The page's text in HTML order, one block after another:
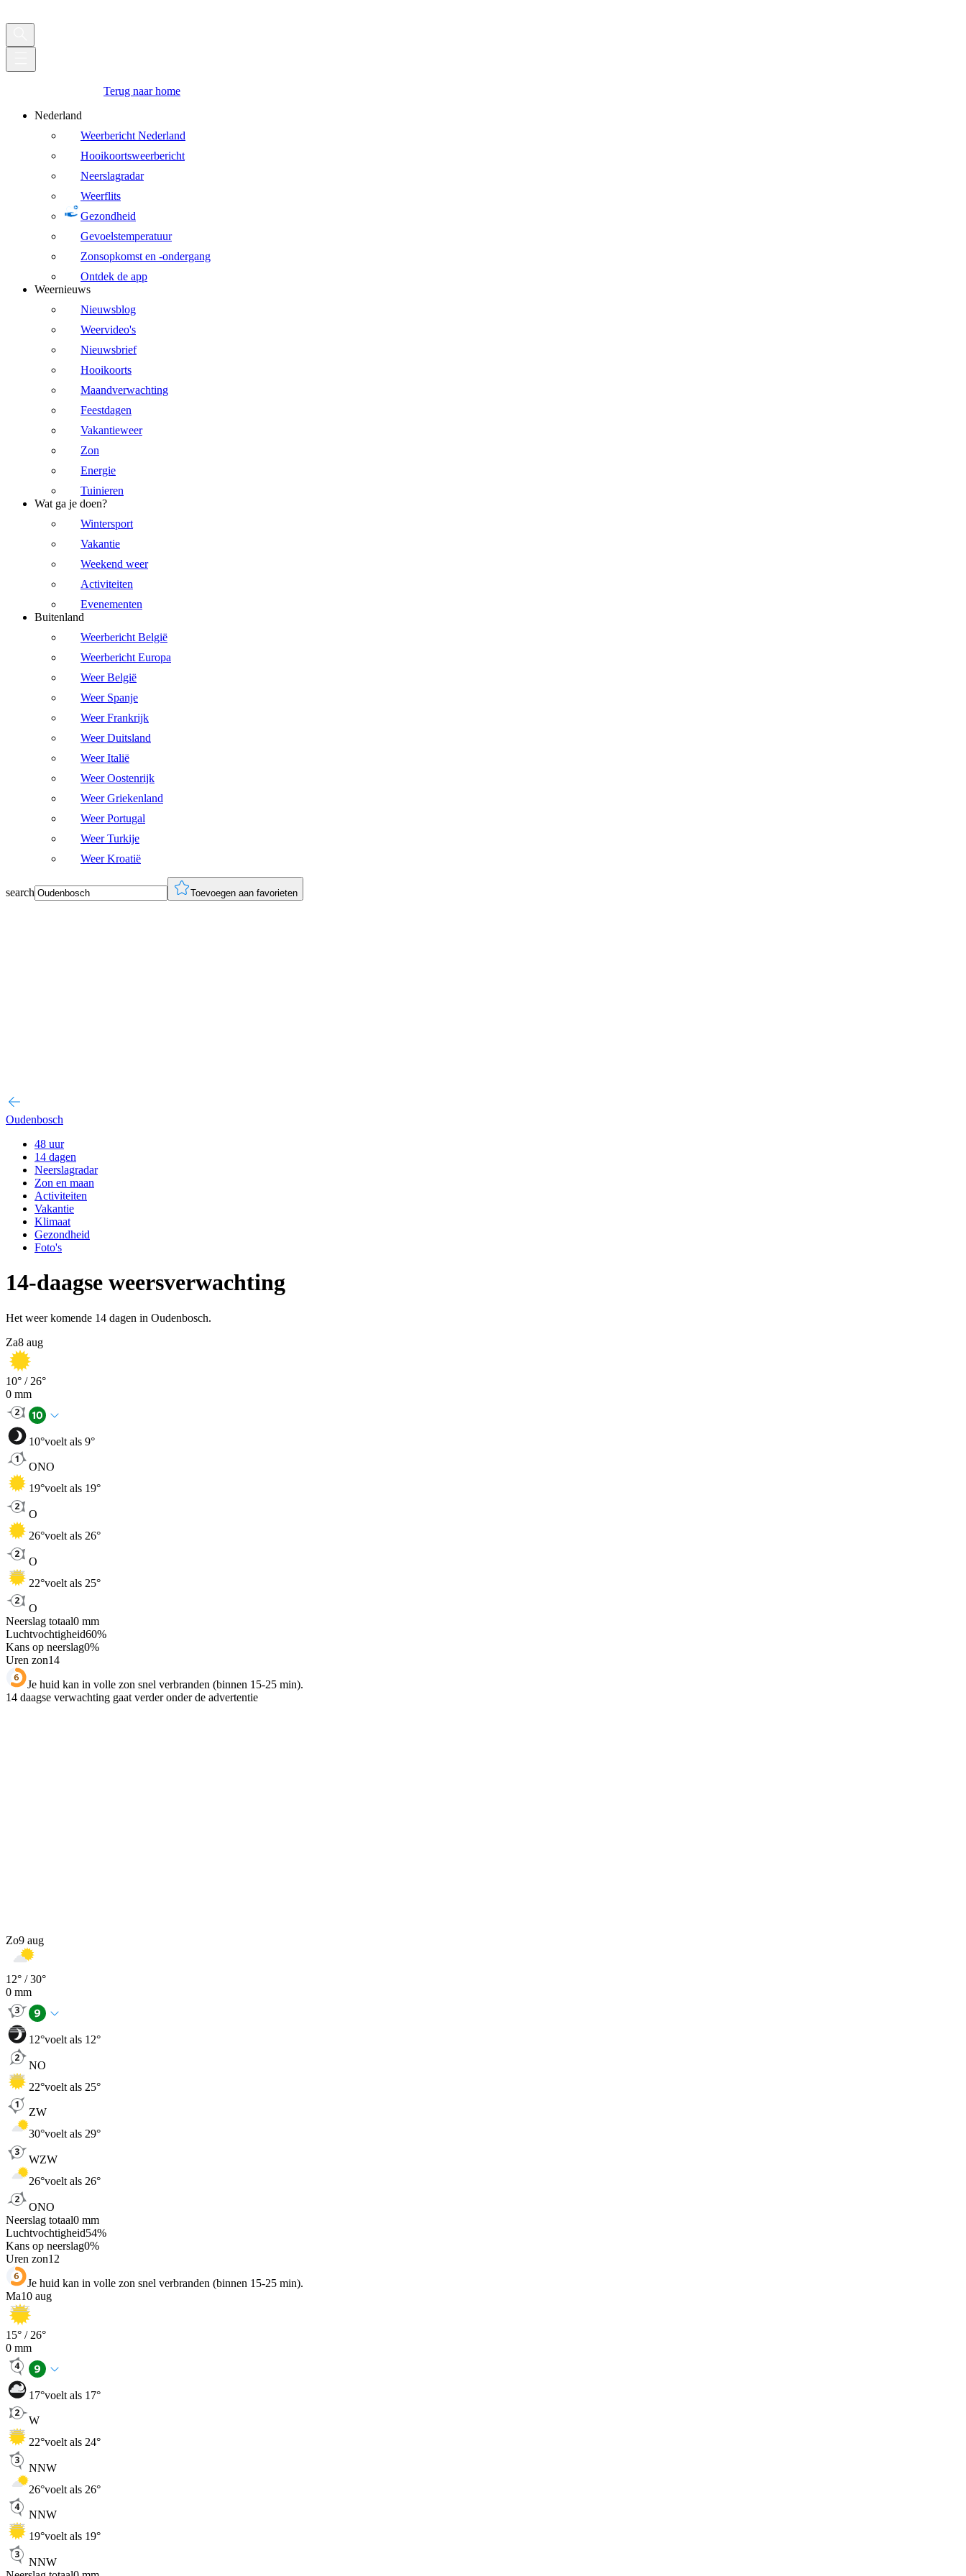
Terug naar home
Nederland
Weerbericht Nederland
Hooikoortsweerbericht
Neerslagradar
Weerflits
Gezondheid
Gevoelstemperatuur
Zonsopkomst en -ondergang
Ontdek de app
Weernieuws
Nieuwsblog
Weervideo's
Nieuwsbrief
Hooikoorts
Maandverwachting
Feestdagen
Vakantieweer
Zon
Energie
Tuinieren
Wat ga je doen?
Wintersport
Vakantie
Weekend weer
Activiteiten
Evenementen
Buitenland
Weerbericht België
Weerbericht Europa
Weer België
Weer Spanje
Weer Frankrijk
Weer Duitsland
Weer Italië
Weer Oostenrijk
Weer Griekenland
Weer Portugal
Weer Turkije
Weer Kroatië
search Toevoegen aan favorieten
Oudenbosch
48 uur
14 dagen
Neerslagradar
Zon en maan
Activiteiten
Vakantie
Klimaat
Gezondheid
Foto's
14-daagse weersverwachting
Het weer komende 14 dagen in Oudenbosch.
Za8 aug
10° / 26°
0 mm
10°voelt als 9°
ONO
19°voelt als 19°
O
26°voelt als 26°
O
22°voelt als 25°
O
Neerslag totaal0 mm
Luchtvochtigheid60%
Kans op neerslag0%
Uren zon14
Je huid kan in volle zon snel verbranden (binnen 15-25 min).
14 daagse verwachting gaat verder onder de advertentie
Zo9 aug
12° /30°
0 mm
12°voelt als 12°
NO
22°voelt als 25°
ZW
30°voelt als 29°
WZW
26°voelt als 26°
ONO
Neerslag totaal0 mm
Luchtvochtigheid54%
Kans op neerslag0%
Uren zon12
Je huid kan in volle zon snel verbranden (binnen 15-25 min).
Ma10 aug
15° / 26°
0 mm
17°voelt als 17°
W
22°voelt als 24°
NNW
26°voelt als 26°
NNW
19°voelt als 19°
NNW